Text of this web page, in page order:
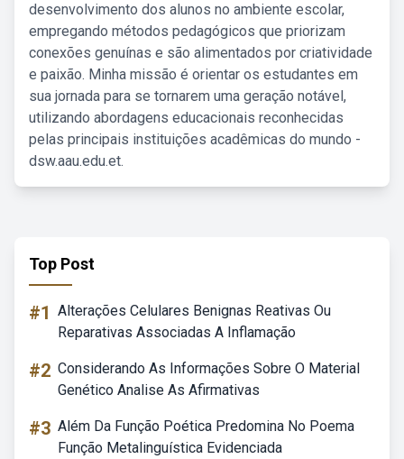
desenvolvimento dos alunos no ambiente escolar,
empregando métodos pedagógicos que priorizam
conexões genuínas e são alimentados por criatividade
e paixão. Minha missão é orientar os estudantes em
sua jornada para se tornarem uma geração notável,
utilizando abordagens educacionais reconhecidas
pelas principais instituições acadêmicas do mundo -
dsw.aau.edu.et.
Top Post
#1 Alterações Celulares Benignas Reativas Ou
Reparativas Associadas A Inflamação
#2 Considerando As Informações Sobre O Material
Genético Analise As Afirmativas
#3 Além Da Função Poética Predomina No Poema
Função Metalinguística Evidenciada